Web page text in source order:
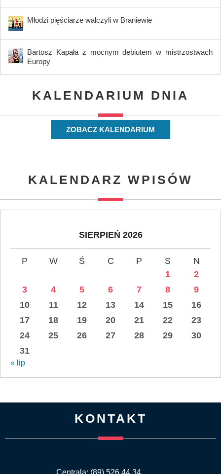
Młodzi pięściarze walczyli w Braniewie
Bartosz Kapała z mocnym debiutem w mistrzostwach
Europy
KALENDARIUM DNIA
ZOBACZ KALENDARIUM
KALENDARZ WPISÓW
SIERPIEŃ 2026
P W Ś C P S
N
1
2
3
4 5 6 7 8
9
10
11 12 13 14 15
16
17
18 19 20 21 22
23
24
25 26 27 28 29
30
31
« lip
KONTAKT